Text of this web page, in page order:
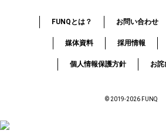
FUNQとは？ お問い合わせ
媒体資料 採用情報
個人情報保護方針 お
© 2019-2026 FUNQ